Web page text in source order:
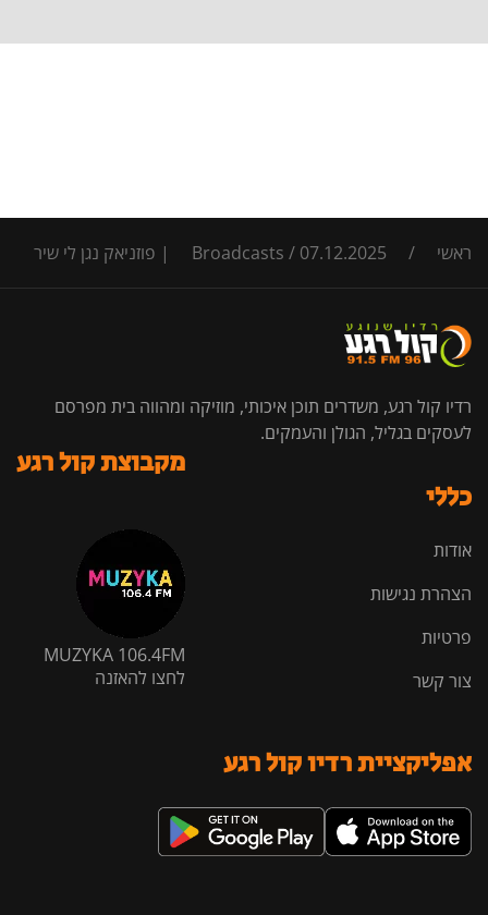
ראשי /
Broadcasts / 07.12.2025 | פוזניאק נגן לי שיר
רדיו קול רגע, משדרים תוכן איכותי, מוזיקה ומהווה בית מפרסם
לעסקים בגליל, הגולן והעמקים.
כללי
אודות
הצהרת נגישות
פרטיות
צור קשר
מקבוצת קול רגע
MUZYKA 106.4FM
לחצו להאזנה
אפליקציית רדיו קול רגע